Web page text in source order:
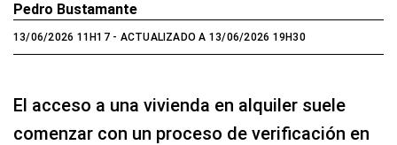
Pedro Bustamante
13/06/2026 11H17- ACTUALIZADO A 13/06/2026 19H30
El acceso a una vivienda en alquiler suele
comenzar con un proceso de verificación en